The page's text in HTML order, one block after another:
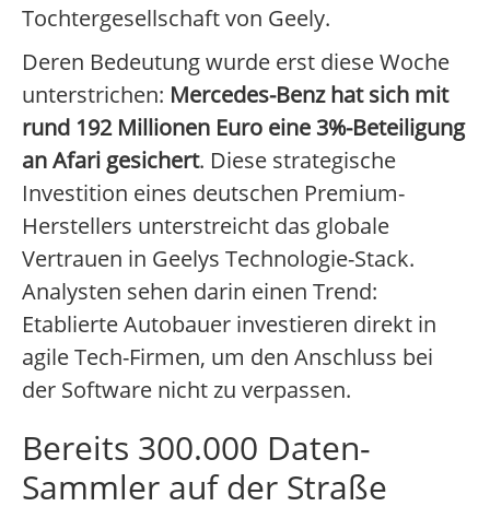
Tochtergesellschaft von Geely.
Deren Bedeutung wurde erst diese Woche
unterstrichen: Mercedes-Benz hat sich mit
rund 192 Millionen Euro eine 3%-Beteiligung
an Afari gesichert. Diese strategische
Investition eines deutschen Premium-
Herstellers unterstreicht das globale
Vertrauen in Geelys Technologie-Stack.
Analysten sehen darin einen Trend:
Etablierte Autobauer investieren direkt in
agile Tech-Firmen, um den Anschluss bei
der Software nicht zu verpassen.
Bereits 300.000 Daten-
Sammler auf der Straße